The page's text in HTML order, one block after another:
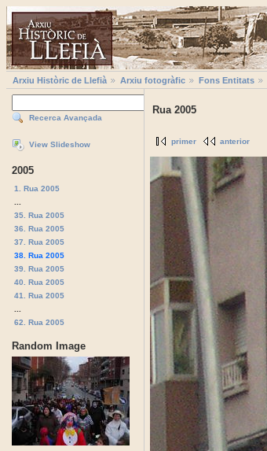
Arxiu Històric de Llefià Arxiu fotogràfic Fons Entitats
Recerca Avançada
View Slideshow
2005
1. Rua 2005
35. Rua 2005
36. Rua 2005
37. Rua 2005
38. Rua 2005
39. Rua 2005
40. Rua 2005
41. Rua 2005
62. Rua 2005
Random Image
Rua 2005
primer anterior